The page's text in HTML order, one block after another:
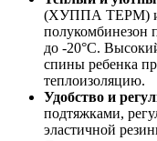
(ХУППА ТЕРМ) из
полукомбинезон
до -20°C.
спины ребенка
теплоизоляцию.
Удобство и
подтяжками,
эластичной